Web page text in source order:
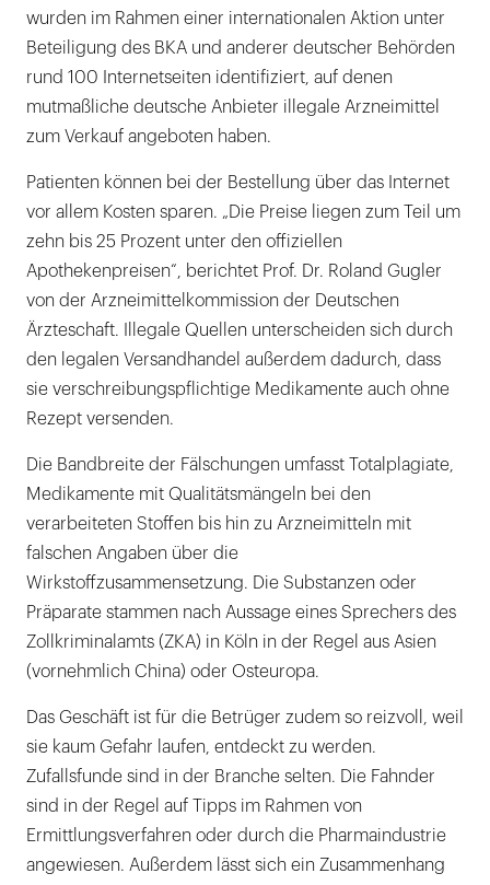
wurden im Rahmen einer internationalen Aktion unter
Beteiligung des BKA und anderer deutscher Behörden
rund 100 Internetseiten identifiziert, auf denen
mutmaßliche deutsche Anbieter illegale Arzneimittel
zum Verkauf angeboten haben.
Patienten können bei der Bestellung über das Internet
vor allem Kosten sparen. „Die Preise liegen zum Teil um
zehn bis 25 Prozent unter den offiziellen
Apothekenpreisen“, berichtet Prof. Dr. Roland Gugler
von der Arzneimittelkommission der Deutschen
Ärzteschaft. Illegale Quellen unterscheiden sich durch
den legalen Versandhandel außerdem dadurch, dass
sie verschreibungspflichtige Medikamente auch ohne
Rezept versenden.
Die Bandbreite der Fälschungen umfasst Totalplagiate,
Medikamente mit Qualitätsmängeln bei den
verarbeiteten Stoffen bis hin zu Arzneimitteln mit
falschen Angaben über die
Wirkstoffzusammensetzung. Die Substanzen oder
Präparate stammen nach Aussage eines Sprechers des
Zollkriminalamts (ZKA) in Köln in der Regel aus Asien
(vornehmlich China) oder Osteuropa.
Das Geschäft ist für die Betrüger zudem so reizvoll, weil
sie kaum Gefahr laufen, entdeckt zu werden.
Zufallsfunde sind in der Branche selten. Die Fahnder
sind in der Regel auf Tipps im Rahmen von
Ermittlungsverfahren oder durch die Pharmaindustrie
angewiesen. Außerdem lässt sich ein Zusammenhang